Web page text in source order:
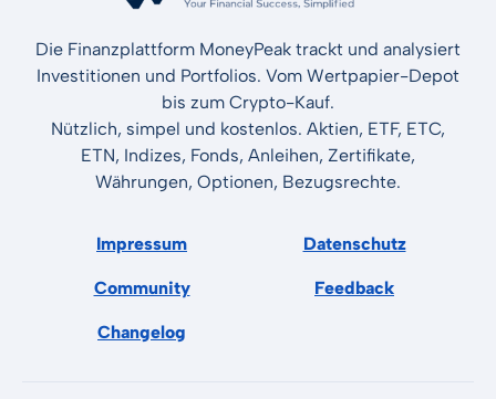
Die Finanzplattform MoneyPeak trackt und analysiert
Investitionen und Portfolios. Vom Wertpapier-Depot
bis zum Crypto-Kauf.
Nützlich, simpel und kostenlos. Aktien, ETF, ETC,
ETN, Indizes, Fonds, Anleihen, Zertifikate,
Währungen, Optionen, Bezugsrechte.
Impressum Datenschutz
Community Feedback
Changelog